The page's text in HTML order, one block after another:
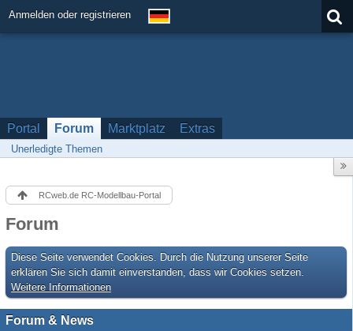
Anmelden oder registrieren
Portal Forum Marktplatz Extras
Unerledigte Themen
RCweb.de RC-Modellbau-Portal
Forum
Diese Seite verwendet Cookies. Durch die Nutzung unserer Seite
erklären Sie sich damit einverstanden, dass wir Cookies setzen.
Weitere Informationen
Forum & News